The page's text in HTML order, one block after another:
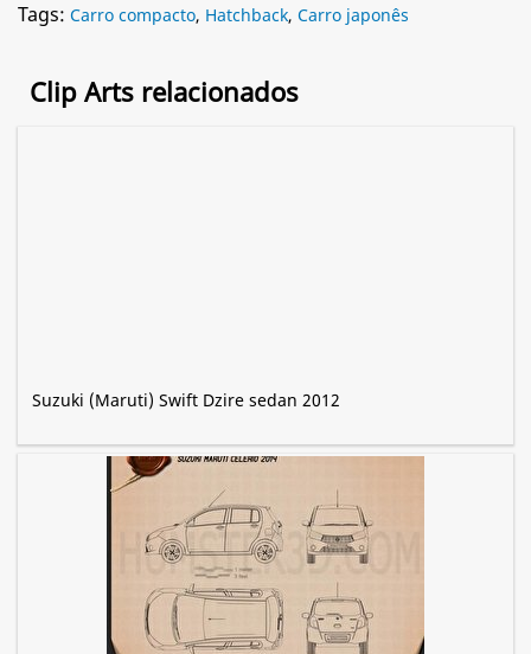
Tags: Carro compacto, Hatchback, Carro japonês
Clip Arts relacionados
Suzuki (Maruti) Swift Dzire sedan 2012